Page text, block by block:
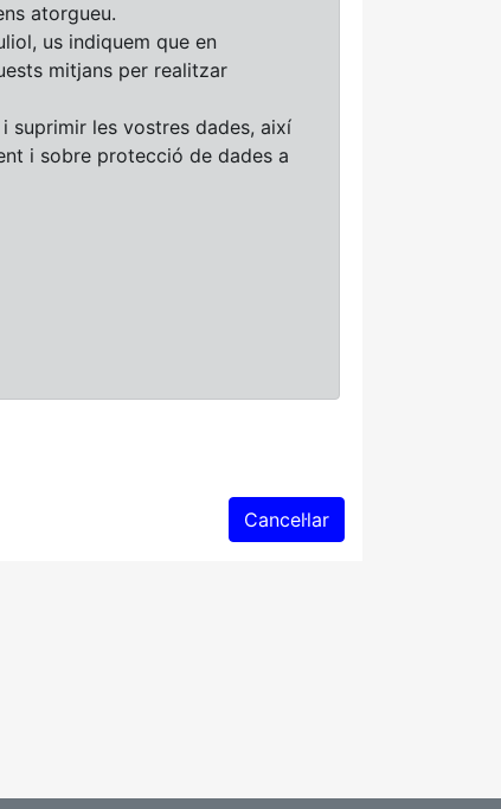
atorgueu.
us indiquem que en
mitjans per realitzar
suprimir les vostres dades, així
i sobre protecció de dades a